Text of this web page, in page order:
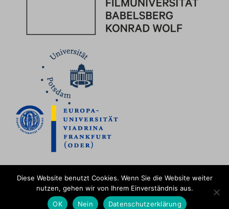
Impressum| Datenschutz Hoch ↑
Diese Website benutzt Cookies. Wenn Sie die Website weiter
nutzen, gehen wir von Ihrem Einverständnis aus.
OK
Nein Datenschutzerklärung